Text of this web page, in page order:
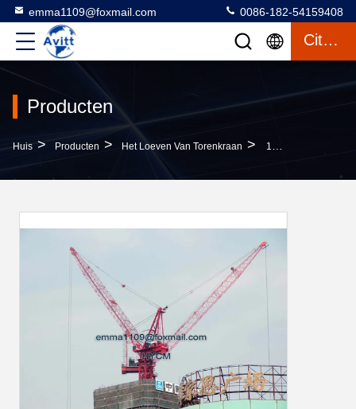
emma1109@foxmail.com 0086-182-54159408
Citaat
Producten
Huis > Producten > Het Loeven Van Torenkraan > 18T Luffing Tower Crane QTD230 ((5520) 55m Lang 2.0 Ton Hook Tip Load